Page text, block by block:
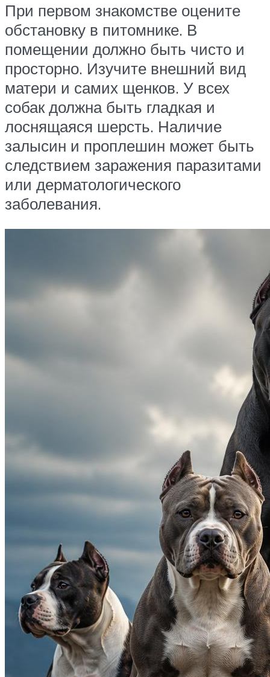
При первом знакомстве оцените
обстановку в питомнике. В
помещении должно быть чисто и
просторно. Изучите внешний вид
матери и самих щенков. У всех
собак должна быть гладкая и
лоснящаяся шерсть. Наличие
залысин и проплешин может быть
следствием заражения паразитами
или дерматологического
заболевания.